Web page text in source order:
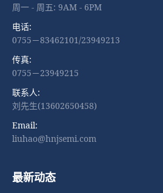
周一 - 周五: 9AM - 6PM
电话:
0755－83462101/23949213
传真:
0755－23949215
联系人:
刘先生(13602650458)
Email:
liuhao@hnjsemi.com
最新动态